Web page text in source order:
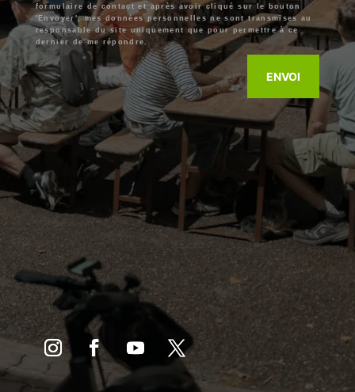
formulaire de contact et après avoir cliqué sur le bouton
'Envoyer', mes données personnelles ne sont transmises au
responsable du site uniquement que pour permettre à ce
dernier de me répondre.
ENVOI